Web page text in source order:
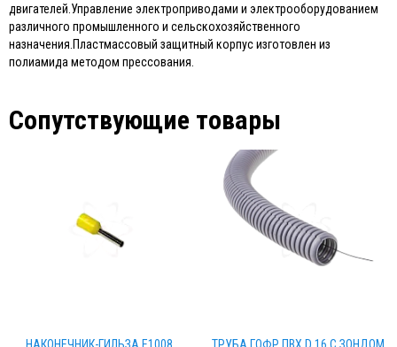
двигателей.Управление электроприводами и электрооборудованием
различного промышленного и сельскохозяйственного
назначения.Пластмассовый защитный корпус изготовлен из
полиамида методом прессования.
Сопутствующие товары